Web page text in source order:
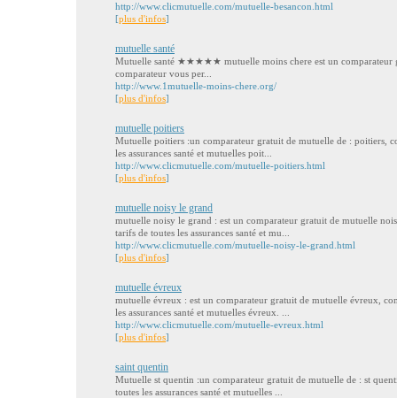
http://www.clicmutuelle.com/mutuelle-besancon.html
[plus d'infos]
mutuelle santé
Mutuelle santé ★★★★★ mutuelle moins chere est un comparateur
comparateur vous per...
http://www.1mutuelle-moins-chere.org/
[plus d'infos]
mutuelle poitiers
Mutuelle poitiers :un comparateur gratuit de mutuelle de : poitiers,
les assurances santé et mutuelles poit...
http://www.clicmutuelle.com/mutuelle-poitiers.html
[plus d'infos]
mutuelle noisy le grand
mutuelle noisy le grand : est un comparateur gratuit de mutuelle
tarifs de toutes les assurances santé et mu...
http://www.clicmutuelle.com/mutuelle-noisy-le-grand.html
[plus d'infos]
mutuelle évreux
mutuelle évreux : est un comparateur gratuit de mutuelle évreux,
les assurances santé et mutuelles évreux. ...
http://www.clicmutuelle.com/mutuelle-evreux.html
[plus d'infos]
saint quentin
Mutuelle st quentin :un comparateur gratuit de mutuelle de : st
toutes les assurances santé et mutuelles ...